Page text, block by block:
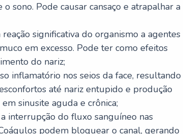
sono. Pode causar cansaço e atrapalhar a
significativa do organismo a agentes
em excesso. Pode ter como efeitos
do nariz;
inflamatório nos seios da face, resultando
até nariz entupido e produção
sinusite aguda e crônica;
interrupção do fluxo sanguíneo nas
podem bloquear o canal, gerando